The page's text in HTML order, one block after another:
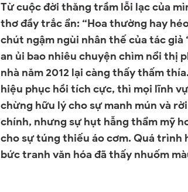
Từ cuộc đời thăng trầm lỗi lạc của
thơ đầy trắc ẩn: “Hoa thường hay
chút ngậm ngùi nhân thế của tác giả
an ủi bao nhiêu chuyện chìm nổi thị
nhà năm 2012 lại càng thấy thấm thía.
hiệu phục hồi tích cực, thì mọi lĩnh
chừng hữu lý cho sự manh mún và
chính, nhưng sự hụt hẫng thẩm mỹ
cho sự túng thiếu áo cơm. Quá trình
bức tranh văn hóa đã thấy nhuốm